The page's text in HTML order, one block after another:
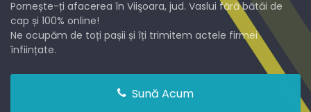
Pornește-ți afacerea în Viişoara, jud. Vaslui fără bătăi de
cap și 100% online!
Ne ocupăm de toți pașii și îți trimitem actele firmei
înființate.
Sună Acum